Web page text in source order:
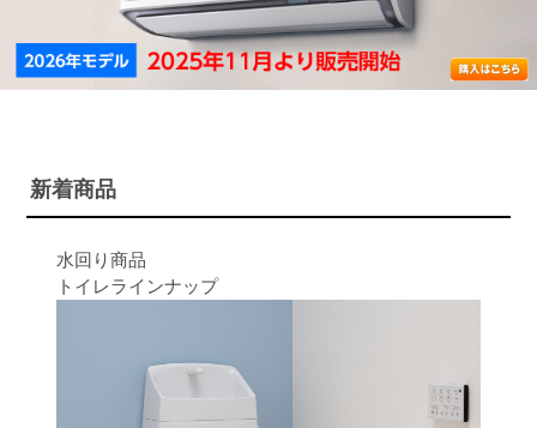
新着商品
水回り商品
トイレラインナップ